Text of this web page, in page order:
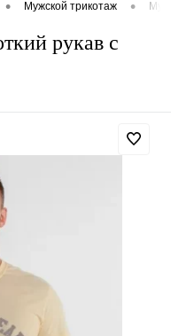
• Мужской трикотаж •
рукав с